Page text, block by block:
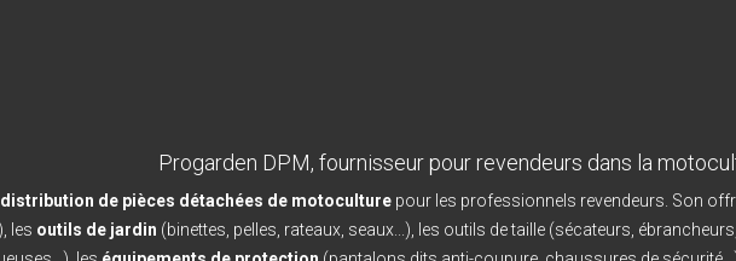
Progarden DPM, fournisseur pour revendeurs dans la
distribution de pièces détachées de motoculturepour les professionnels revendeurs. Son
les outils de jardin (binettes, pelles, rateaux, seaux...), les outils de taille (sécateurs,